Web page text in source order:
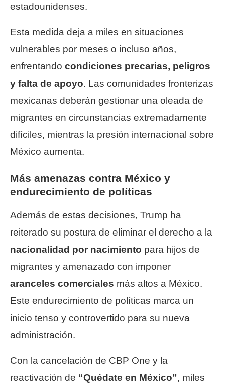
estadounidenses.
Esta medida deja a miles en situaciones
vulnerables por meses o incluso años,
enfrentando condiciones precarias, peligros
y falta de apoyo. Las comunidades fronterizas
mexicanas deberán gestionar una oleada de
migrantes en circunstancias extremadamente
difíciles, mientras la presión internacional sobre
México aumenta.
Más amenazas contra México y
endurecimiento de políticas
Además de estas decisiones, Trump ha
reiterado su postura de eliminar el derecho a la
nacionalidad por nacimiento para hijos de
migrantes y amenazado con imponer
aranceles comerciales más altos a México.
Este endurecimiento de políticas marca un
inicio tenso y controvertido para su nueva
administración.
Con la cancelación de CBP One y la
reactivación de “Quédate en México”, miles